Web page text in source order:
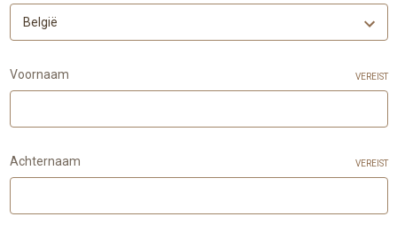
Voornaam VEREIST
Achternaam VEREIST